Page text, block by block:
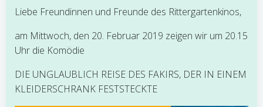
Liebe Freundinnen und Freunde des Rittergartenkinos,
am Mittwoch, den 20. Februar 2019 zeigen wir um 20.15
Uhr die Komödie
DIE UNGLAUBLICH REISE DES FAKIRS, DER IN EINEM
KLEIDERSCHRANK FESTSTECKTE